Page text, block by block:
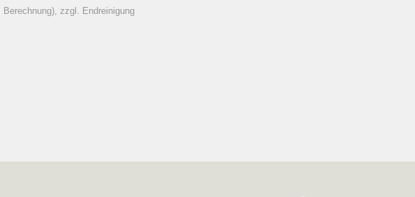
Berechnung), zzgl. Endreinigung